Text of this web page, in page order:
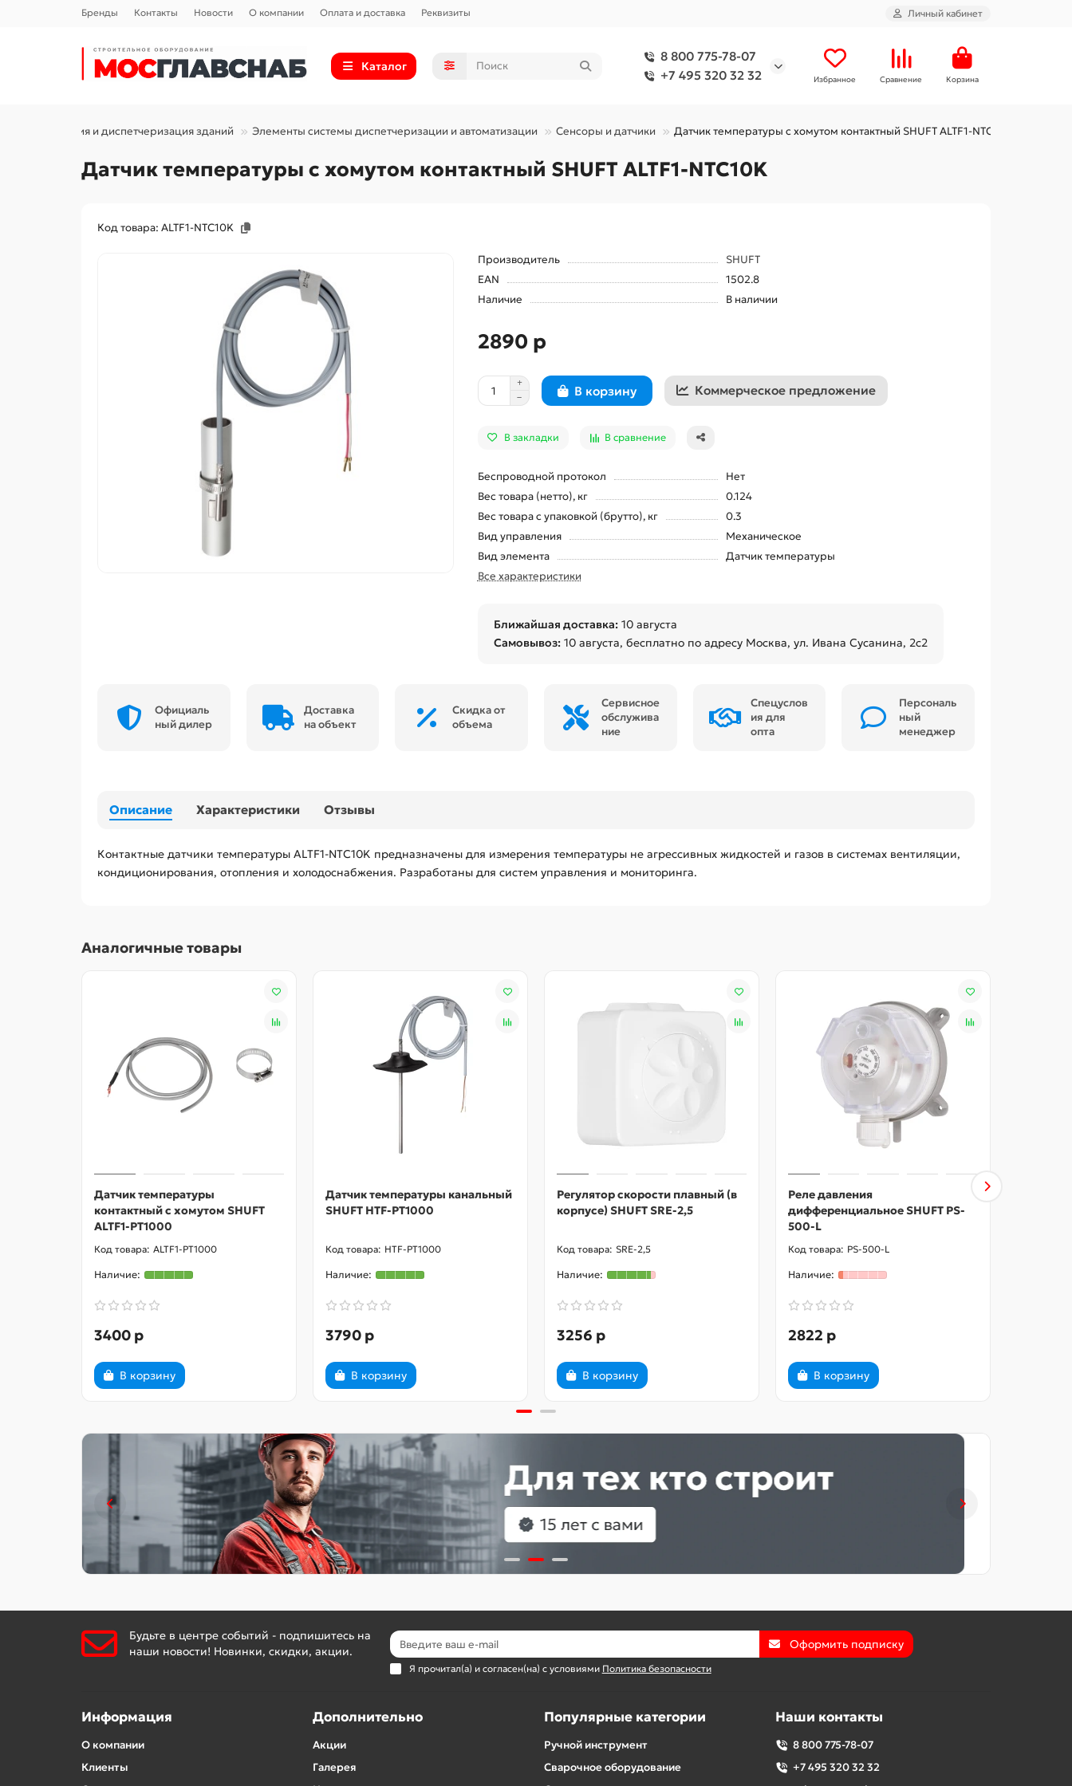
Бренды Контакты Новости О компании Оплата и доставка Реквизиты Личный кабинет
Каталог
8 800 775-78-07
+7 495 320 32 32
Избранное Сравнение Корзина
Автоматизация и диспетчеризация зданий Элементы системы диспетчеризации и автоматизации Сенсоры и датчики Датчик температуры с хомутом контактный SHUFT ALTF1-NTC10K
Датчик температуры с хомутом контактный SHUFT ALTF1-NTC10K
Код товара: ALTF1-NTC10K
Производитель
SHUFT
EAN
1502.8
Наличие
В наличии
2890 р
В корзину Коммерческое предложение
В закладки В сравнение
Беспроводной протокол
Нет
Вес товара (нетто), кг
0.124
Вес товара с упаковкой (брутто), кг
0.3
Вид управления
Механическое
Вид элемента
Датчик температуры
Все характеристики
Ближайшая доставка: 10 августа
Самовывоз: 10 августа, бесплатно по адресу Москва, ул. Ивана Сусанина, 2с2
Официаль
ный дилер
Доставка
на объект
Скидка от
объема
Сервисное
обслужива
ние
Спецуслов
ия для
опта
Персональ
ный
менеджер
Описание Характеристики Отзывы
Контактные датчики температуры ALTF1-NTC10K предназначены для измерения температуры не агрессивных жидкостей и газов в системах вентиляции,
кондиционирования, отопления и холодоснабжения. Разработаны для систем управления и мониторинга.
Аналогичные товары
Датчик температуры
контактный с хомутом SHUFT
ALTF1-PT1000
ALTF1-PT1000
3400 р
В корзину
Датчик температуры канальный
SHUFT HTF-PT1000
HTF-PT1000
3790 р
В корзину
Регулятор скорости плавный (в
корпусе) SHUFT SRE-2,5
SRE-2,5
3256 р
В корзину
Реле давления
дифференциальное SHUFT PS-
500-L
PS-500-L
2822 р
В корзину
Будьте в центре событий - подпишитесь на
наши новости! Новинки, скидки, акции.
Оформить подписку
Я прочитал(а) и согласен(на) с условиями Политика безопасности
Информация
О компании
Клиенты
Дополнительно
Акции
Галерея
Популярные категории
Ручной инструмент
Сварочное оборудование
Наши контакты
8 800 775-78-07
+7 495 320 32 32